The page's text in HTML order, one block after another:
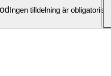
Ingen tilldelning är obligatorisk